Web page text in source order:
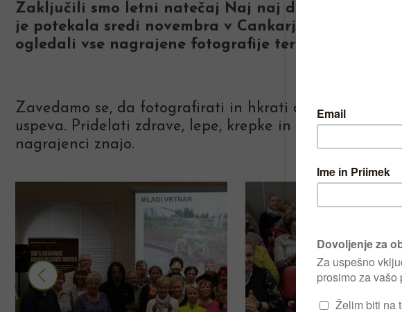
Zaključili smo letni natečaj Naj naj dosežki
je potekala sredi novembra v Cankarjevi knjižnici
ogledali vse nagrajene fotografije ter spodbudili k
Zavedamo se, da fotografirati in hkrati delati v vrtu ni
uspeva. Pridelati zdrave, lepe, krepke in tudi okusne
nagrajenci znajo.